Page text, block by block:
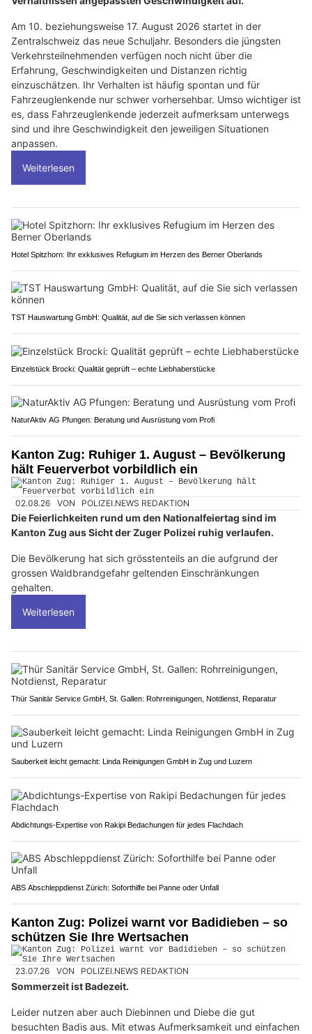
Am 10. beziehungsweise 17. August 2026 startet in der
Zentralschweiz das neue Schuljahr. Besonders die jüngsten
Verkehrsteilnehmenden verfügen noch nicht über die
Erfahrung, Geschwindigkeiten und Distanzen richtig
einzuschätzen. Ihr Verhalten ist häufig spontan und für
Fahrzeuglenkende nur schwer vorhersehbar. Umso wichtiger ist
es, dass Fahrzeuglenkende jederzeit aufmerksam unterwegs
sind und ihre Geschwindigkeit den jeweiligen Situationen
anpassen.
Weiterlesen
Hotel Spitzhorn: Ihr exklusives Refugium im Herzen des Berner Oberlands
TST Hauswartung GmbH: Qualität, auf die Sie sich verlassen können
Einzelstück Brocki: Qualität geprüft – echte Liebhaberstücke
NaturAktiv AG Pfungen: Beratung und Ausrüstung vom Profi
Kanton Zug: Ruhiger 1. August – Bevölkerung
hält Feuerverbot vorbildlich ein
02.08.26 VON POLIZEI.NEWS REDAKTION
Die Feierlichkeiten rund um den Nationalfeiertag sind im
Kanton Zug aus Sicht der Zuger Polizei ruhig verlaufen.
Die Bevölkerung hat sich grösstenteils an die aufgrund der
grossen Waldbrandgefahr geltenden Einschränkungen
gehalten.
Weiterlesen
Thür Sanitär Service GmbH, St. Gallen: Rohrreinigungen, Notdienst, Reparatur
Sauberkeit leicht gemacht: Linda Reinigungen GmbH in Zug und Luzern
Abdichtungs-Expertise von Rakipi Bedachungen für jedes Flachdach
ABS Abschleppdienst Zürich: Soforthilfe bei Panne oder Unfall
Kanton Zug: Polizei warnt vor Badidieben – so
schützen Sie Ihre Wertsachen
23.07.26 VON POLIZEI.NEWS REDAKTION
Sommerzeit ist Badezeit.
Leider nutzen aber auch Diebinnen und Diebe die gut
besuchten Badis aus. Mit etwas Aufmerksamkeit und einfachen